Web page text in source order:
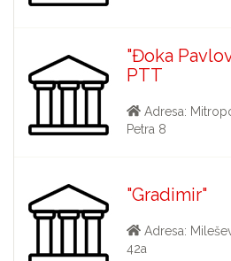
"Đoka
PTT
Adresa:
Petra 8
"Gradimir"
Adresa:
42a